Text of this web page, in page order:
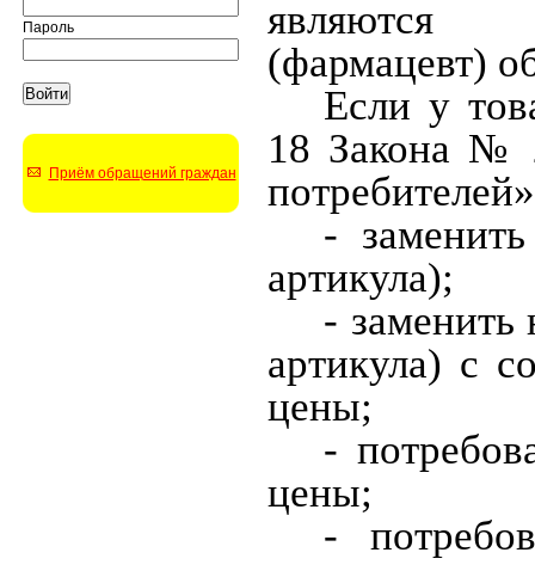
Пароль
Приём обращений граждан
являются
(фармацевт)
Если у
18 Закона №
-
артикула);
- заменить
артикула) с
цены;
-
цены;
-